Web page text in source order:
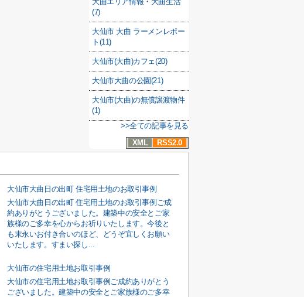
(7)
大仙市 大曲 ラーメンレポー
ト(11)
大仙市(大曲)カフェ(20)
大仙市大曲の公園(21)
大仙市(大曲)の無償譲渡物件
(1)
>>全ての記事を見る
XML
RSS2.0
大仙市大曲日の出町 住宅用土地のお取引事例
大仙市大曲日の出町 住宅用土地のお取引事例ご成
約ありがとうございました。建築中の安全とご家
族様のご多幸を心からお祈りいたします。今後と
も末永いお付き合いのほど、どうぞ宜しくお願い
いたします。すまい探し...
大仙市の住宅用土地お取引事例
大仙市の住宅用土地お取引事例ご成約ありがとう
ございました。建築中の安全とご家族様のご多幸